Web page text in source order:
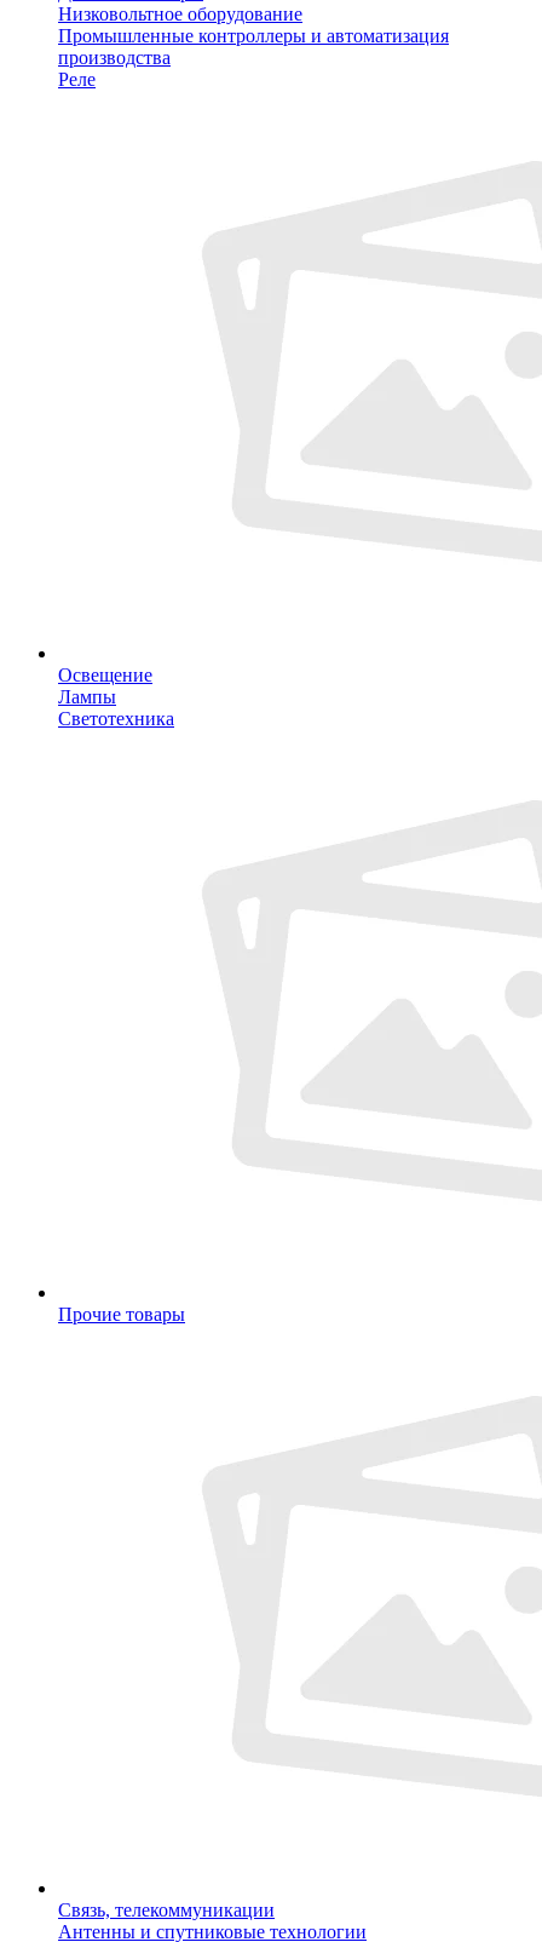
Низковольтное оборудование
Промышленные контроллеры и автоматизация
производства
Реле
Освещение
Лампы
Светотехника
Прочие товары
Связь, телекоммуникации
Антенны и спутниковые технологии